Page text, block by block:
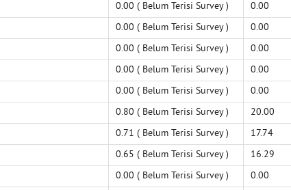
0.00 ( Belum Terisi Survey )
0.00
0.00 ( Belum Terisi Survey )
0.00
0.00 ( Belum Terisi Survey )
0.00
0.00 ( Belum Terisi Survey )
0.00
0.00 ( Belum Terisi Survey )
0.00
0.80 ( Belum Terisi Survey )
20.00
0.71 ( Belum Terisi Survey )
17.74
0.65 ( Belum Terisi Survey )
16.29
0.00 ( Belum Terisi Survey )
0.00